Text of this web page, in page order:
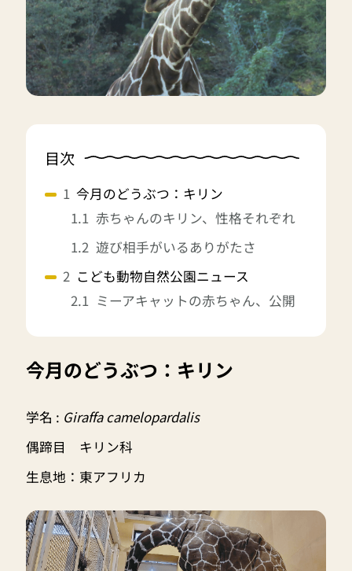
目次
今月のどうぶつ：キリン
赤ちゃんのキリン、性格それぞれ
遊び相手がいるありがたさ
こども動物自然公園ニュース
ミーアキャットの赤ちゃん、公開
今月のどうぶつ：キリン
学名 : Giraffa camelopardalis
偶蹄目 キリン科
生息地：東アフリカ